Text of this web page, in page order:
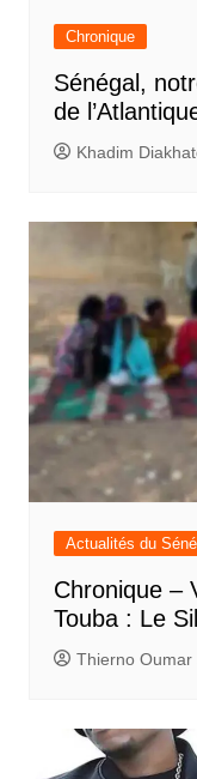
Chronique
Sénégal,
de
Khadim
Actualités du
Chronique –
Touba : Le
Thierno Oumar